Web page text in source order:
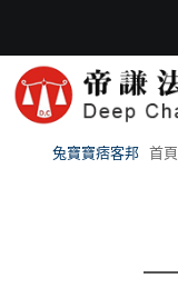
兔寶寶痞客邦 首頁